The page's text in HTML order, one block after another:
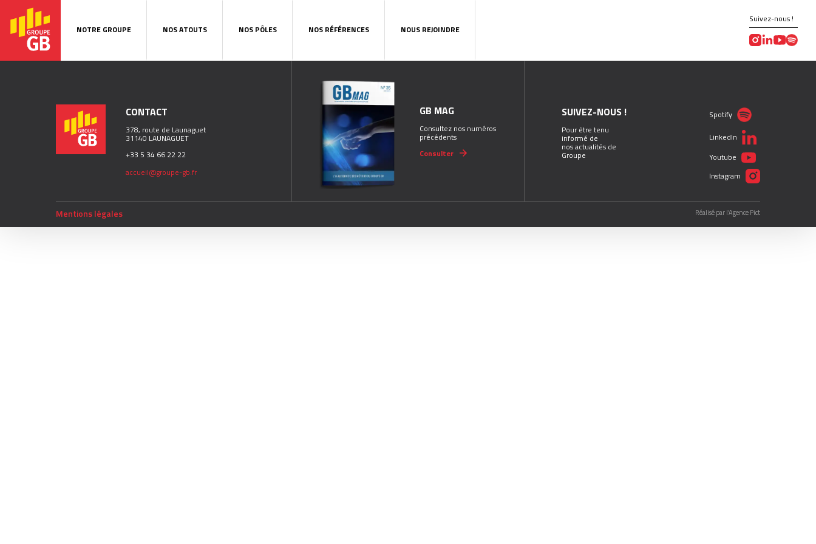
NOTRE GROUPE NOS ATOUTS NOS PÔLES NOS RÉFÉRENCES NOUS REJOINDRE
Suivez-nous !
CONTACT
378, route de Launaguet
31140 LAUNAGUET
+33 5 34 66 22 22
accueil@groupe-gb.fr
GB MAG
Consultez nos numéros
précédents
Consulter
SUIVEZ-NOUS !
Pour être tenu
informé de
nos actualités de
Groupe
Spotify
LinkedIn
Youtube
Instagram
Mentions légales Réalisé par l’Agence Pict